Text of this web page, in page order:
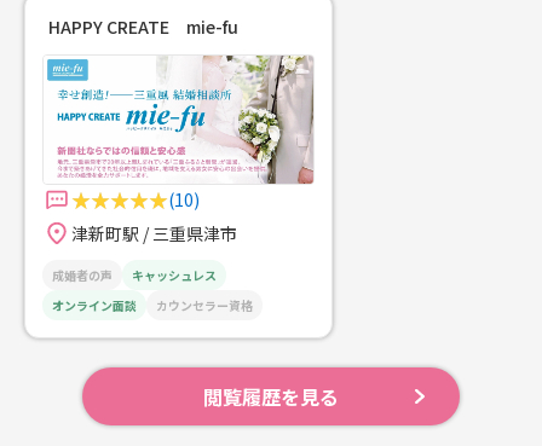
HAPPY CREATE mie-fu
(10)
津新町駅 / 三重県津市
成婚者の声
キャッシュレス
オンライン面談
カウンセラー資格
閲覧履歴を見る